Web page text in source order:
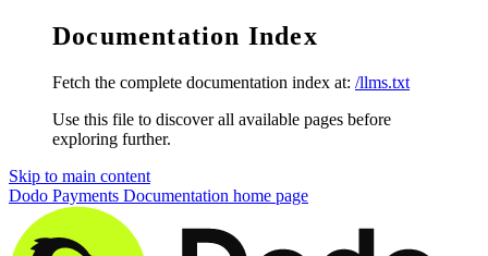
Documentation Index
Fetch the complete documentation index at: /llms.txt
Use this file to discover all available pages before
exploring further.
Skip to main content
Dodo Payments Documentation home page